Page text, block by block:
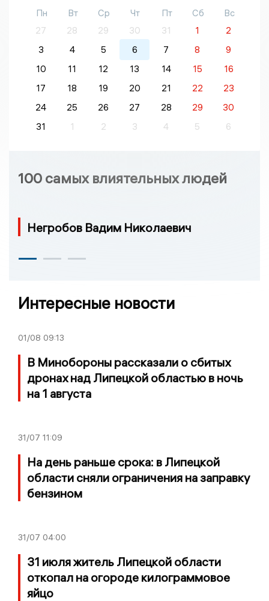
Пн Вт Ср Чт Пт Сб
Вс
27
28 29 30 31 1
2
3
4 5 6 7 8
9
10
11 12 13 14 15
16
17
18 19 20 21 22
23
24
25 26 27 28 29
30
31
1 2 3 4 5 6
100 самых влиятельных людей
Негробов Вадим Николаевич
Интересные новости
01/08 09:13
В Минобороны рассказали о сбитых
дронах над Липецкой областью в ночь
на 1 августа
31/07 11:09
На день раньше срока: в Липецкой
области сняли ограничения на заправку
бензином
31/07 04:00
31 июля житель Липецкой области
откопал на огороде килограммовое
яйцо